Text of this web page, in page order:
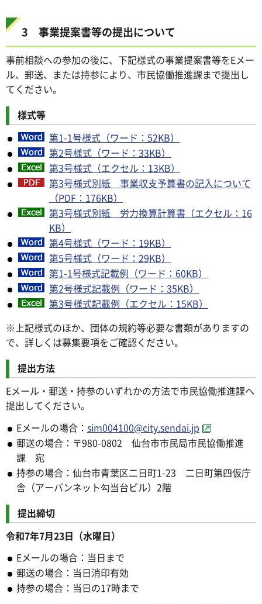
3 事業提案書等の提出について
事前相談への参加の後に、下記様式の事業提案書等をEメー
ル、郵送、または持参により、市民協働推進課まで提出し
てください。
様式等
第1-1号様式（ワード：52KB）
第2号様式（ワード：33KB）
第3号様式（エクセル：13KB）
第3号様式別紙 事業収支予算書の記入について
（PDF：176KB）
第3号様式別紙 労力換算計算書（エクセル：16
KB）
第4号様式（ワード：19KB）
第5号様式（ワード：29KB）
第1-1号様式記載例（ワード：60KB）
第2号様式記載例（ワード：35KB）
第3号様式記載例（エクセル：15KB）
※上記様式のほか、団体の規約等必要な書類がありますの
で、詳しくは募集要項をご確認ください。
提出方法
Eメール・郵送・持参のいずれかの方法で市民協働推進課へ
提出してください。
Eメールの場合： sim004100@city.sendai.jp
郵送の場合：〒980-0802 仙台市市民局市民協働推進
課 宛
持参の場合：仙台市青葉区二日町1-23 二日町第四仮庁
舎（アーバンネット勾当台ビル）2階
提出締切
令和7年7月23日（水曜日）
Eメールの場合：当日まで
郵送の場合：当日消印有効
持参の場合：当日の17時まで